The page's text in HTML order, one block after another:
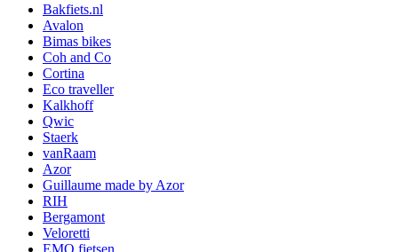
Bakfiets.nl
Avalon
Bimas bikes
Coh and Co
Cortina
Eco traveller
Kalkhoff
Qwic
Staerk
vanRaam
Azor
Guillaume made by Azor
RIH
Bergamont
Veloretti
EMQ fietsen